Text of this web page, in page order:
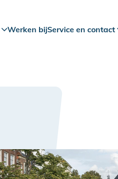
Werken bijService en contact